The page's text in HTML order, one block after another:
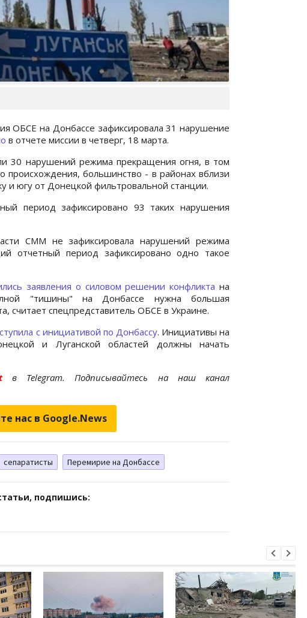
ОБСЕ на Донбассе зафиксировала 31 нарушение
в отчете миссии в четверг, 18 марта.
30 нарушений режима прекращения огня, в том
происхождения, большинство - в районах вблизи
и югу от Донецкой фильтровальной станции.
период зафиксировано 93 таких нарушения
СММ не зафиксировала нарушений режима
отчетный период зафиксировано одно такое
заявления о силовом решении конфликта на
"тишины" на Донбассе нужна большая
считает спецпредставитель ОБСЕ в Украине.
с инициативой по Донбассу. Инициативы на
и Луганской областей должны начать
в Telegram. Подписывайтесь на наш канал
нас в Google.News
сепаратисты Перемирие на Донбассе
подпишись: